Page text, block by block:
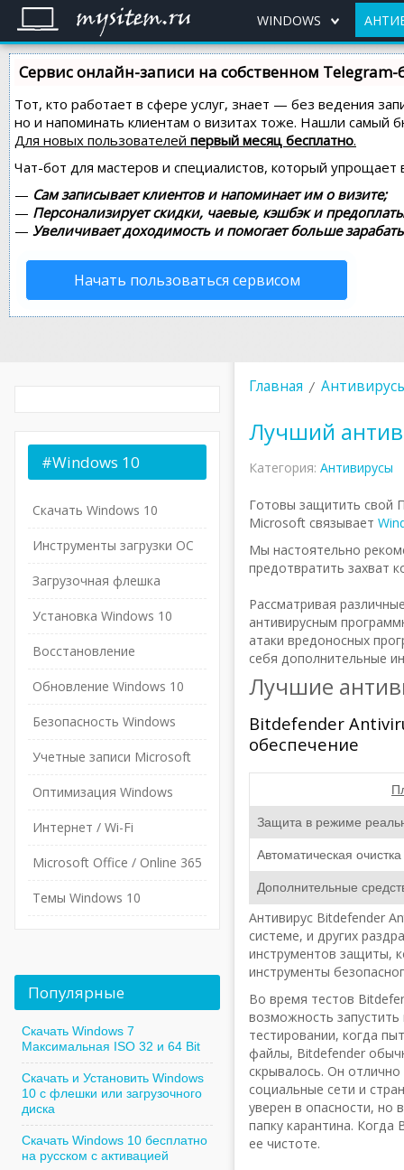
WINDOWS
Сервис онлайн-записи на собственном Telegram-
Тот, кто работает в сфере услуг, знает — без ведения
но и напоминать клиентам о визитах тоже. Нашли самый
Для новых пользователей первый месяц бесплатно.
Чат-бот для мастеров и специалистов, который упрощает
— Сам записывает клиентов и напоминает им о визите;
— Персонализирует скидки, чаевые, кэшбэк и
— Увеличивает доходимость и помогает больше
Начать пользоваться сервисом
Главная
Лучший
Категория: Антивирусы
Готовы защитить свой
Microsoft связывает
Мы настоятельно
предотвратить захват
Рассматривая
антивирусным
атаки вредоносных
себя дополнительные
Лучшие
Bitdefender
обеспечение
Защита в режиме
Автоматическая
Дополнительные
Антивирус Bitdefender
системе, и других
инструментов защиты,
инструменты
Во время тестов
возможность
тестировании, когда
файлы, Bitdefender
скрывалось. Он
социальные сети и
уверен в опасности,
папку карантина.
ее чистоте.
#Windows 10
Скачать Windows 10
Инструменты загрузки ОС
Загрузочная флешка
Установка Windows 10
Восстановление
Обновление Windows 10
Безопасность Windows
Учетные записи Microsoft
Оптимизация Windows
Интернет / Wi-Fi
Microsoft Office / Online 365
Темы Windows 10
Популярные
Скачать Windows 7
Максимальная ISO 32 и 64 Bit
Скачать и Установить Windows
10 с флешки или загрузочного
диска
Скачать Windows 10 бесплатно
на русском с активацией